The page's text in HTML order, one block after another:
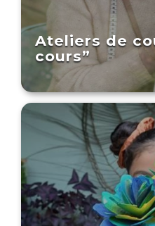
Ateliers de
cours”